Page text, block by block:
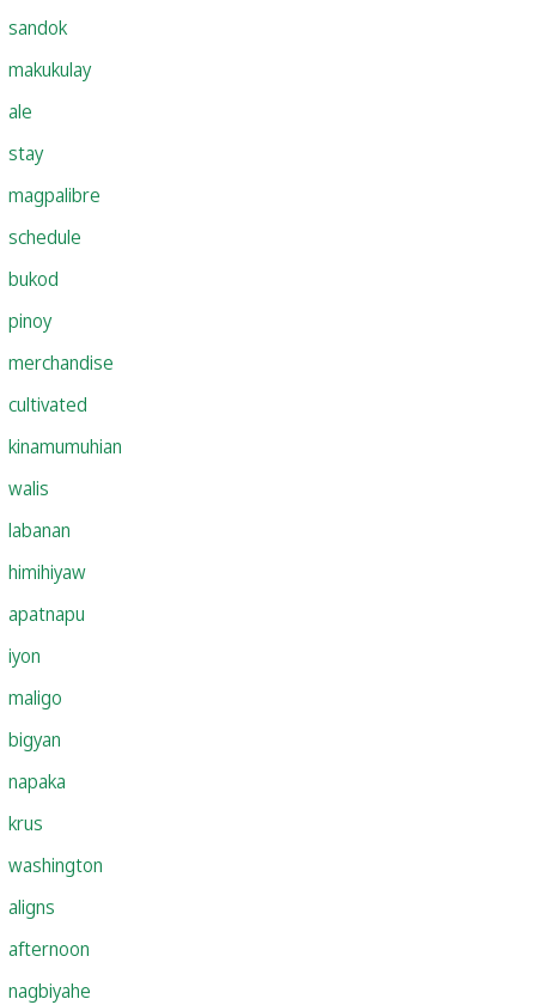
sandok
makukulay
ale
stay
magpalibre
schedule
bukod
pinoy
merchandise
cultivated
kinamumuhian
walis
labanan
himihiyaw
apatnapu
iyon
maligo
bigyan
napaka
krus
washington
aligns
afternoon
nagbiyahe